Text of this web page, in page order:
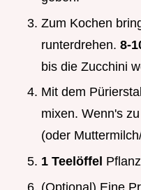
Zum Kochen
runterdrehen. 8-
bis die Zucchini
Mit dem
mixen. Wenn's
(oder
1 Teelöffel
(Optional) Eine